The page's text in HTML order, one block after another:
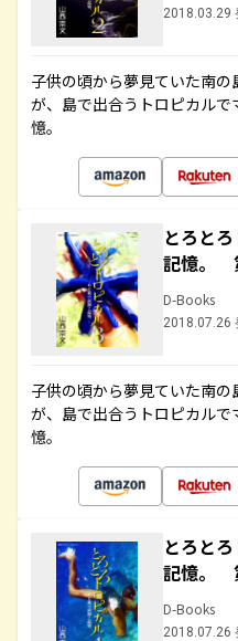
2018.03.29
子供の頃から夢見ていた南
が、島で出合うトロピカル
憶。
とろと
記憶。
D-Books
2018.07.26
子供の頃から夢見ていた南
が、島で出合うトロピカル
憶。
とろと
記憶。
D-Books
2018.07.26